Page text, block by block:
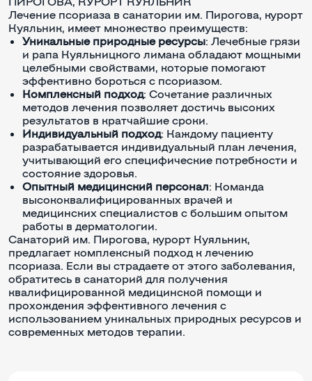
Лечение псориаза в санатории им. Пирогова, курорт
Куяльник, имеет множество преимуществ:
Уникальные природные ресурсы: Лечебные грязи
и рапа Куяльницкого лимана обладают мощными
целебными свойствами, которые помогают
эффективно бороться с псориазом.
Комплексный подход: Сочетание различных
методов лечения позволяет достичь высоких
результатов в кратчайшие сроки.
Индивидуальный подход: Каждому пациенту
разрабатывается индивидуальный план лечения,
учитывающий его специфические потребности и
состояние здоровья.
Опытный медицинский персонал: Команда
высококвалифицированных врачей и
медицинских специалистов с большим опытом
работы в дерматологии.
Санаторий им. Пирогова, курорт Куяльник,
предлагает комплексный подход к лечению
псориаза. Если вы страдаете от этого заболевания,
обратитесь в санаторий для получения
квалифицированной медицинской помощи и
прохождения эффективного лечения с
использованием уникальных природных ресурсов и
современных методов терапии.